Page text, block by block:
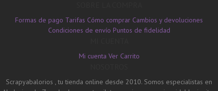
Formas de pago Tarifas Cómo comprar Cambios y devoluciones
Condiciones de envío Puntos de fidelidad
Mi cuenta Ver Carrito
Scrapyabalorios , tu tienda online desde 2010. Somos especialistas en